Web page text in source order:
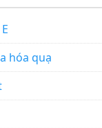
hóa quạ